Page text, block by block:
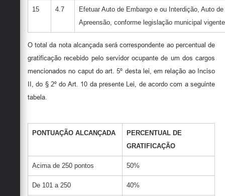
15 4.7
Efetuar Auto de Embargo e ou Interdição, Auto
Apreensão, conforme legislação municipal
O total da nota alcançada será correspondente ao percentual de
gratificação recebido pelo servidor ocupante de um dos cargos
mencionados no caput do art. 5º desta lei, em relação ao Inciso
II, do § 2º do Art. 10 da presente Lei, de acordo com a seguinte
tabela.
PONTUAÇÃO ALCANÇADA
PERCENTUAL DE
GRATIFICAÇÃO
Acima de 250 pontos 50%
De 101 a 250 40%